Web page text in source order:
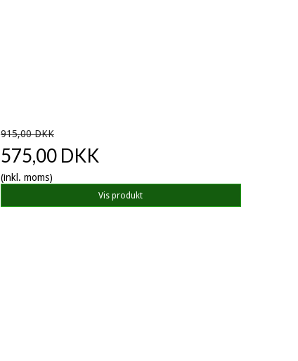
915,00 DKK
575,00 DKK
(inkl. moms)
Vis produkt